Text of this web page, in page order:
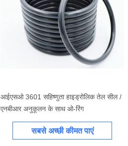
आईएसओ 3601 सहिष्णुता हाइड्रोलिक तेल सील /
एनबीआर अनुकूलन के साथ ओ-रिंग
सबसे अच्छी कीमत पाएं